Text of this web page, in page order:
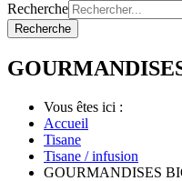
Recherche
Recherche
Vous êtes ici :
Accueil
Tisane
Tisane / infusion
GOURMANDISES